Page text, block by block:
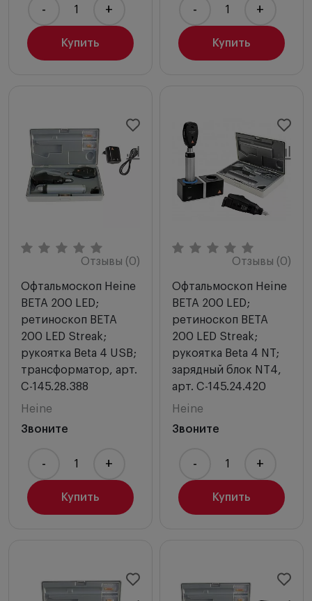
Купить
- +
Купить
- +
Отзывы (0)
Офтальмоскоп Heine
BETA 200 LED;
ретиноскоп BETA
200 LED Streak;
рукоятка Beta 4 USB;
трансформатор, арт.
C-145.28.388
Heine
Звоните
Купить
- +
Отзывы (0)
Офтальмоскоп Heine
BETA 200 LED;
ретиноскоп BETA
200 LED Streak;
рукоятка Beta 4 NT;
зарядный блок NT4,
арт. C-145.24.420
Heine
Звоните
Купить
- +